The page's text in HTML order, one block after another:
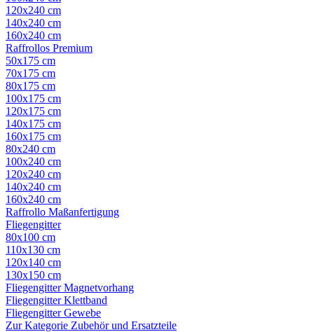
120x240 cm
140x240 cm
160x240 cm
Raffrollos Premium
50x175 cm
70x175 cm
80x175 cm
100x175 cm
120x175 cm
140x175 cm
160x175 cm
80x240 cm
100x240 cm
120x240 cm
140x240 cm
160x240 cm
Raffrollo Maßanfertigung
Fliegengitter
80x100 cm
110x130 cm
120x140 cm
130x150 cm
Fliegengitter Magnetvorhang
Fliegengitter Klettband
Fliegengitter Gewebe
Zur Kategorie Zubehör und Ersatzteile